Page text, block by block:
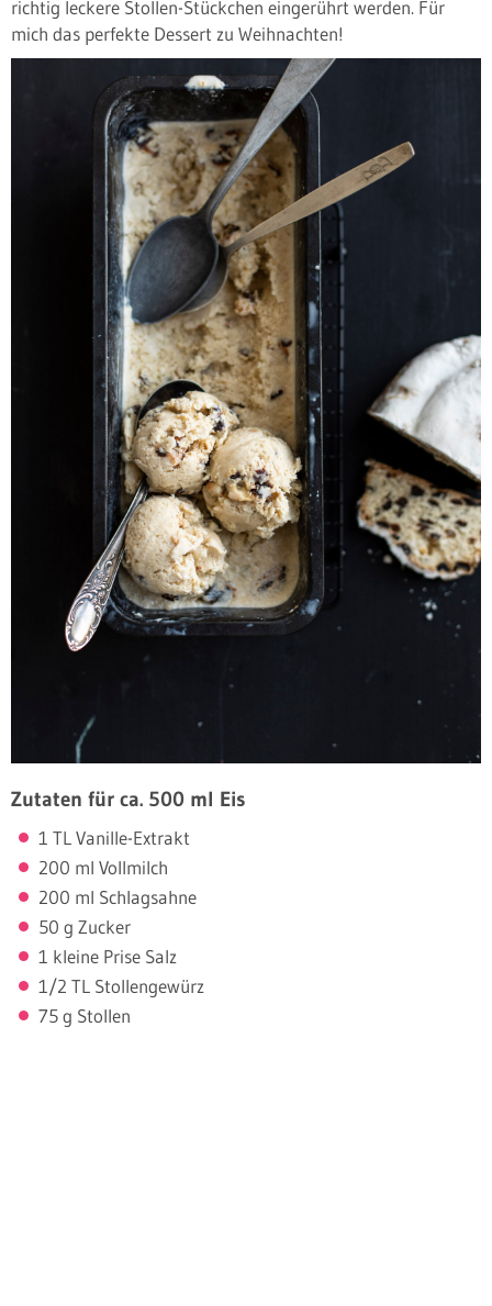
richtig leckere Stollen-Stückchen eingerührt werden. Für
mich das perfekte Dessert zu Weihnachten!
Zutaten für ca. 500 ml Eis
1 TL Vanille-Extrakt
200 ml Vollmilch
200 ml Schlagsahne
50 g Zucker
1 kleine Prise Salz
1/2 TL Stollengewürz
75 g Stollen